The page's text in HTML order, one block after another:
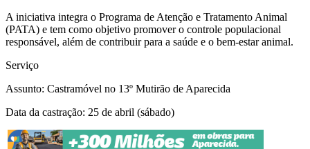
A iniciativa integra o Programa de Atenção e Tratamento Animal
(PATA) e tem como objetivo promover o controle populacional
responsável, além de contribuir para a saúde e o bem-estar animal.
Serviço
Assunto: Castramóvel no 13º Mutirão de Aparecida
Data da castração: 25 de abril (sábado)